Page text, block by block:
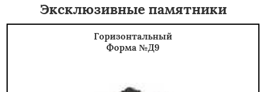
Эксклюзивные памятники
Горизонтальный
Форма №Д9